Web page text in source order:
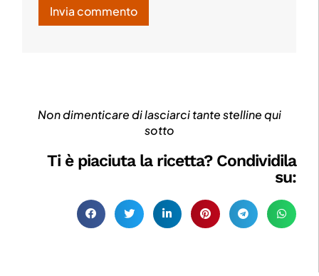
Non dimenticare di lasciarci tante stelline qui
sotto
Ti è piaciuta la ricetta? Condividila
su: